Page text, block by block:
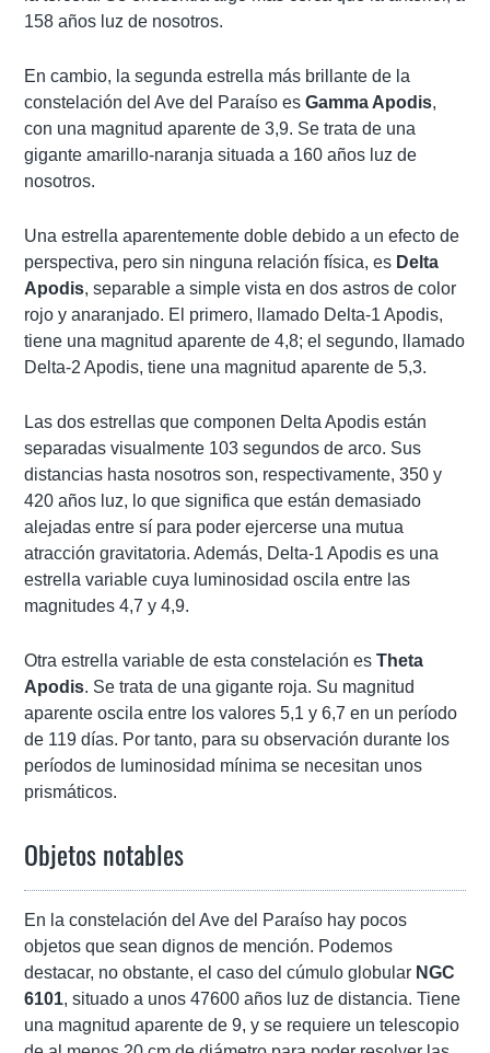
158 años luz de nosotros.
En cambio, la segunda estrella más brillante de la
constelación del Ave del Paraíso esGamma Apodis,
con una magnitud aparente de 3,9. Se trata de una
gigante amarillo-naranja situada a 160 años luz de
nosotros.
Una estrella aparentemente doble debido a un efecto de
perspectiva, pero sin ninguna relación física, es Delta
Apodis, separable a simple vista en dos astros de color
rojo y anaranjado. El primero, llamado Delta-1 Apodis,
tiene una magnitud aparente de 4,8; el segundo, llamado
Delta-2 Apodis, tiene una magnitud aparente de 5,3.
Las dos estrellas que componen Delta Apodis están
separadas visualmente 103 segundos de arco. Sus
distancias hasta nosotros son, respectivamente, 350 y
420 años luz, lo que significa que están demasiado
alejadas entre sí para poder ejercerse una mutua
atracción gravitatoria. Además, Delta-1 Apodis es una
estrella variable cuya luminosidad oscila entre las
magnitudes 4,7 y 4,9.
Otra estrella variable de esta constelación esTheta
Apodis. Se trata de una gigante roja. Su magnitud
aparente oscila entre los valores 5,1 y 6,7 en un período
de 119 días. Por tanto, para su observación durante los
períodos de luminosidad mínima se necesitan unos
prismáticos.
Objetos notables
En la constelación del Ave del Paraíso hay pocos
objetos que sean dignos de mención. Podemos
destacar, no obstante, el caso del cúmulo globular NGC
6101, situado a unos 47600 años luz de distancia. Tiene
una magnitud aparente de 9, y se requiere un telescopio